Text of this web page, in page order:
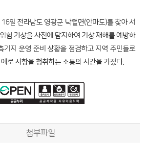
일 전라남도 영광군 낙월면(안마도)를 찾아 서
험 기상을 사전에 탐지하여 기상 재해를 예방하
기지 운영 준비 상황을 점검하고 지역 주민들로
로 사항을 청취하는 소통의 시간을 가졌다.
첨부파일